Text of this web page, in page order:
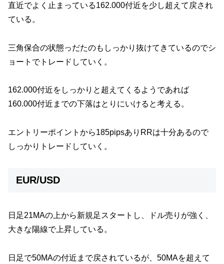
直近でよく止まっている162.000付近を少し超えて戻され
ている。
三角保合の状態っだたのもしっかり抜けてきているのでシ
ョートでトレードしていく。
162.000付近をしっかりと超えてくるようであれば
160.000付近までの下落はとりにいけると考える。
エントリーポイントから185pipsありRRは十分あるので
しっかりトレードしていく。
EUR/USD
日足21MAの上から新規足スタートし、ドル売りが強く、
大きな陽線で上昇している。
日足で50MAの付近まで戻されているが、50MAを超えて